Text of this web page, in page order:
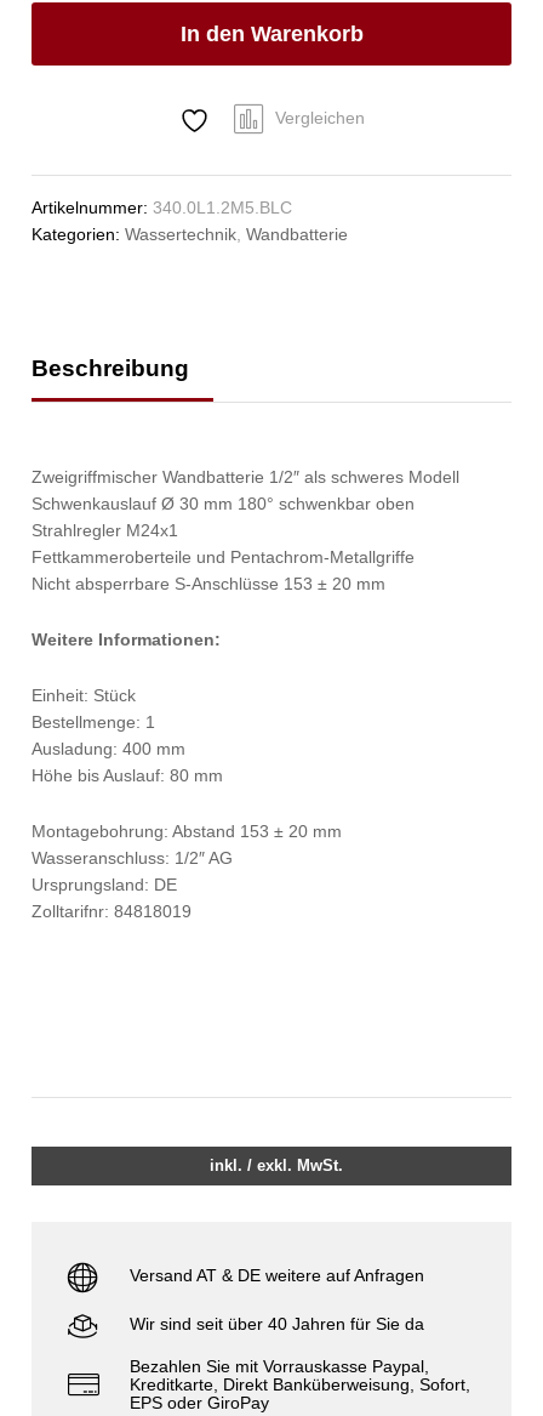
Anzahl
In den Warenkorb
Vergleichen
Artikelnummer:340.0L1.2M5.BLC
Kategorien:Wassertechnik,Wandbatterie
Beschreibung
Zweigriffmischer Wandbatterie 1/2″ als schweres Modell
Schwenkauslauf Ø 30 mm 180° schwenkbar oben
Strahlregler M24x1
Fettkammeroberteile und Pentachrom-Metallgriffe
Nicht absperrbare S-Anschlüsse 153 ± 20 mm
Weitere Informationen:
Einheit: Stück
Bestellmenge: 1
Ausladung: 400 mm
Höhe bis Auslauf: 80 mm
Montagebohrung: Abstand 153 ± 20 mm
Wasseranschluss: 1/2″ AG
Ursprungsland: DE
Zolltarifnr: 84818019
inkl. / exkl. MwSt.
Versand AT & DE weitere auf Anfragen
Wir sind seit über 40 Jahren für Sie da
Bezahlen Sie mit Vorrauskasse Paypal,
Kreditkarte, Direkt Banküberweisung, Sofort,
EPS oder GiroPay